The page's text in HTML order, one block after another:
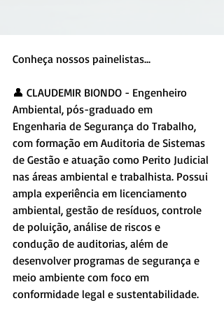
Conheça nossos painelistas...
👤 CLAUDEMIR BIONDO - Engenheiro
Ambiental, pós-graduado em
Engenharia de Segurança do Trabalho,
com formação em Auditoria de Sistemas
de Gestão e atuação como Perito Judicial
nas áreas ambiental e trabalhista. Possui
ampla experiência em licenciamento
ambiental, gestão de resíduos, controle
de poluição, análise de riscos e
condução de auditorias, além de
desenvolver programas de segurança e
meio ambiente com foco em
conformidade legal e sustentabilidade.